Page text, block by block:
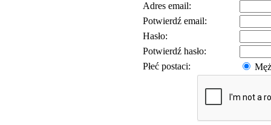
Adres email:
Potwierdź email:
Hasło:
Potwierdź hasło:
Płeć postaci: